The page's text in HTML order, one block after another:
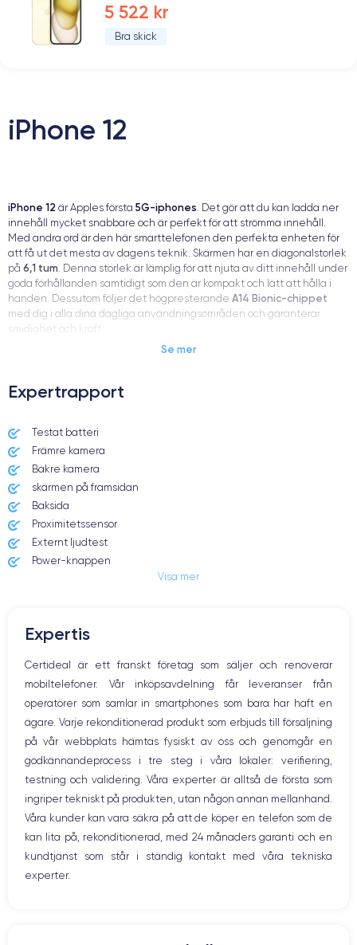
5 522 kr
Bra skick
iPhone 12
iPhone 12 är Apples första 5G-iphones. Det gör att du kan ladda ner
innehåll mycket snabbare och är perfekt för att strömma innehåll.
Med andra ord är den här smarttelefonen den perfekta enheten för
att få ut det mesta av dagens teknik. Skärmen har en diagonalstorlek
på 6,1 tum. Denna storlek är lämplig för att njuta av ditt innehåll under
goda förhållanden samtidigt som den är kompakt och lätt att hålla i
handen. Dessutom följer det högpresterande A14 Bionic-chippet
med dig i alla dina dagliga användningsområden och garanterar
smidighet och kraft.
färger:
Dessutom kan du, beroende på dina personliga behov, köpa en
modell med64 GB, 128 GB eller 256 GB
Fördelarna med iPhone 12
imponerande funktioner
väljer att köpa en renoverad smartphone.
Skärm:
en utmärkt OLED-skärm
upplösning på 2532 x 1170 pixlar med en densitet på 460 pixlar per
tum. Den är HDR-kompatibel och har ett kontrastförhållande på 2 000
000:1. Med andra ord säkerställer den att du får skimrande färger och
djupa svarta färger.
Se mer
Expertrapport
Testat batteri
Främre kamera
Bakre kamera
skärmen på framsidan
Baksida
Proximitetssensor
Externt ljudtest
Power-knappen
Högtalare
Hem-knappen
Bluetooth
WiFi
Nätverk
Vibration
Prise USB
Visa mer
Expertis
Certideal är ett franskt företag som säljer och renoverar
mobiltelefoner. Vår inköpsavdelning får leveranser från
operatörer som samlar in smartphones som bara har haft en
ägare. Varje rekonditionerad produkt som erbjuds till försäljning
på vår webbplats hämtas fysiskt av oss och genomgår en
godkännandeprocess i tre steg i våra lokaler: verifiering,
testning och validering. Våra experter är alltså de första som
ingriper tekniskt på produkten, utan någon annan mellanhand.
Våra kunder kan vara säkra på att de köper en telefon som de
kan lita på, rekonditionerad, med 24 månaders garanti och en
kundtjänst som står i ständig kontakt med våra tekniska
experter.